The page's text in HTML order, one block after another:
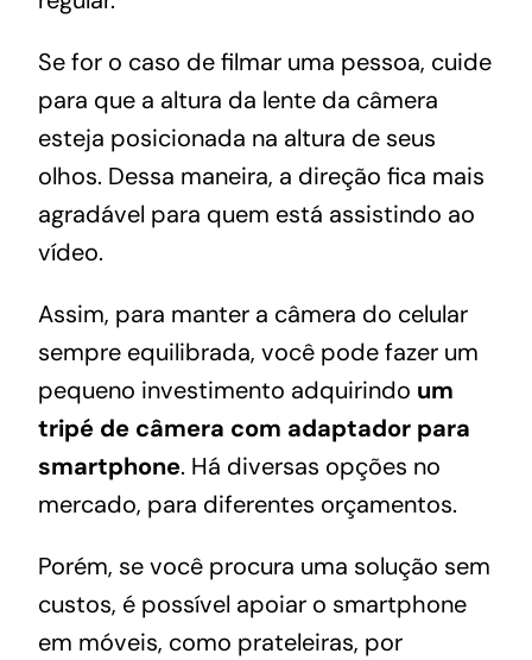
Se for o caso de filmar uma pessoa, cuide
para que a altura da lente da câmera
esteja posicionada na altura de seus
olhos. Dessa maneira, a direção fica mais
agradável para quem está assistindo ao
vídeo.
Assim, para manter a câmera do celular
sempre equilibrada, você pode fazer um
pequeno investimento adquirindo um
tripé de câmera com adaptador para
smartphone. Há diversas opções no
mercado, para diferentes orçamentos.
Porém, se você procura uma solução sem
custos, é possível apoiar o smartphone
em móveis, como prateleiras, por